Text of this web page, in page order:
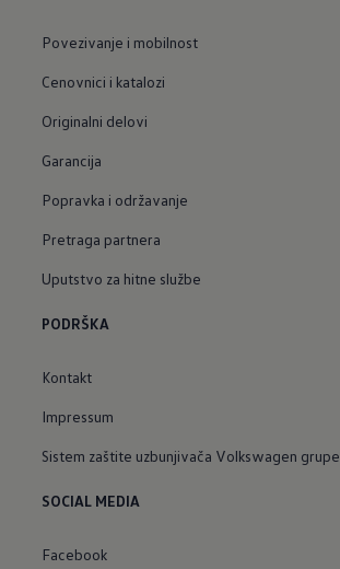
Povezivanje i mobilnost
Cenovnici i katalozi
Originalni delovi
Garancija
Popravka i održavanje
Pretraga partnera
Uputstvo za hitne službe
PODRŠKA
Kontakt
Impressum
Sistem zaštite uzbunjivača Volkswagen grupe
SOCIAL MEDIA
Facebook